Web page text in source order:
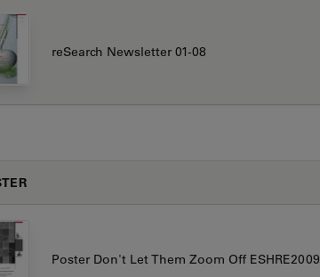
reSearch Newsletter 01-08
Poster Don't Let Them Zoom Off ESHRE2009